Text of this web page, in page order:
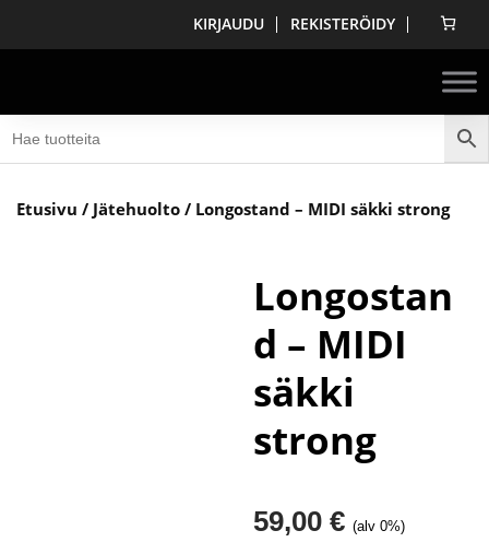
KIRJAUDU REKISTERÖIDY
Etusivu / Jätehuolto / Longostand – MIDI säkki strong
Longostan
d – MIDI
säkki
strong
59,00€ (alv 0%)